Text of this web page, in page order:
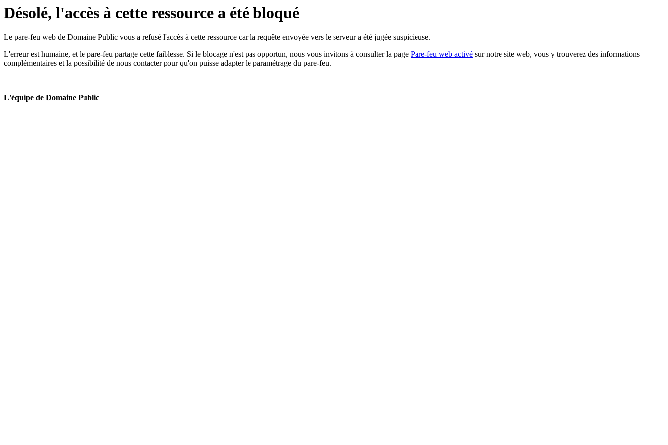
Désolé, l'accès à cette ressource a été bloqué
Le pare-feu web de Domaine Public vous a refusé l'accès à cette ressource car la requête envoyée vers le serveur a été jugée suspicieuse.
L'erreur est humaine, et le pare-feu partage cette faiblesse. Si le blocage n'est pas opportun, nous vous invitons à consulter la page Pare-feu web activé sur notre site web, vous y trouverez des informations
complémentaires et la possibilité de nous contacter pour qu'on puisse adapter le paramétrage du pare-feu.
L'équipe de Domaine Public